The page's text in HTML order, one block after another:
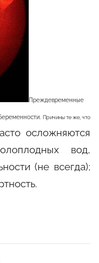
Преждевременные
Причины те же, что
осложняются
вод,
(не всегда);